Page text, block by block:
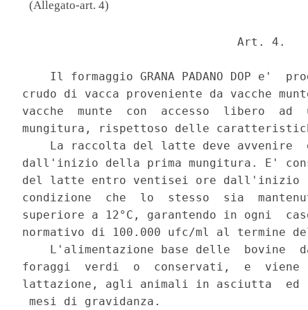
(Allegato-art. 4)
                               Art. 4.
Il formaggio GRANA PADANO DOP e'
crudo di vacca proveniente da vacche
vacche  munte  con  accesso  libero  ad
mungitura, rispettoso delle
La raccolta del latte deve avvenire
dall'inizio della prima mungitura. E'
del latte entro ventisei ore dall'inizio
condizione  che  lo  stesso  sia
superiore a 12°C, garantendo in ogni
normativo di 100.000 ufc/ml al termine
L'alimentazione base delle  bovine
foraggi  verdi  o  conservati,  e  viene
lattazione, agli animali in asciutta
mesi di gravidanza.